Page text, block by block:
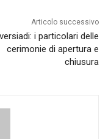
Articolo successivo
i particolari delle
cerimonie di apertura e
chiusura